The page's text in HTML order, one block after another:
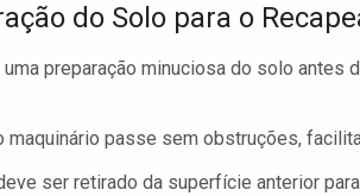
do Solo para o
preparação minuciosa do solo antes
maquinário passe sem obstruções,
ser retirado da superfície anterior